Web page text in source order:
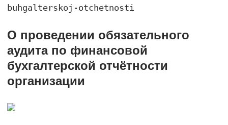
buhgalterskoj-otchetnosti
О проведении обязательного
аудита по финансовой
бухгалтерской отчётности
организации